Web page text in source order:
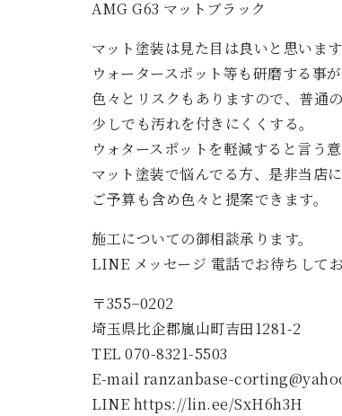
AMG G63 マットブラック
マット塗装は見た目は良いと思いま
ウォータースポット等も研磨する事
色々とリスクもありますので、普通
少しでも汚れを付きにくくする。
ウォタースポットを軽減すると言う
マット塗装で悩んでる方、是非当店
ご予算も含め色々と提案できます。
施工についての御相談承ります。
LINE メッセージ 電話でお待ちしてお
〒355−0202
埼玉県比企郡嵐山町吉田1281-2
TEL 070-8321-5503
E-mail ranzanbase-
LINE https://lin.ee/SxH6h3H